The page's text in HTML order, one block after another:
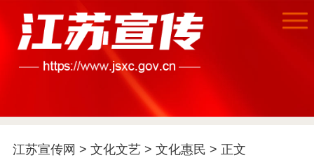
江苏宣传网 > 文化文艺> 文化惠民 > 正文